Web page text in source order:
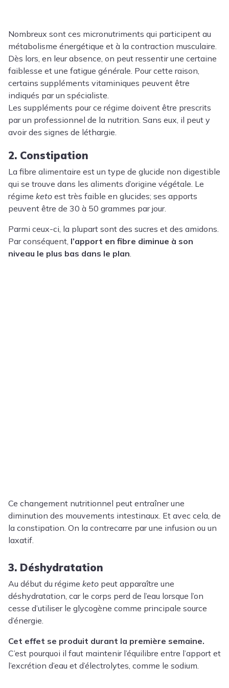
Nombreux sont ces micronutriments qui participent au
métabolisme énergétique et à la contraction musculaire.
Dès lors, en leur absence, on peut ressentir une certaine
faiblesse et une fatigue générale. Pour cette raison,
certains suppléments vitaminiques peuvent être
indiqués par un spécialiste.
Les suppléments pour ce régime doivent être prescrits
par un professionnel de la nutrition. Sans eux, il peut y
avoir des signes de léthargie.
2. Constipation
La fibre alimentaire est un type de glucide non digestible
qui se trouve dans les aliments d’origine végétale. Le
régime keto est très faible en glucides; ses apports
peuvent être de 30 à 50 grammes par jour.
Parmi ceux-ci, la plupart sont des sucres et des amidons.
Par conséquent, l’apport en fibre diminue à son
niveau le plus bas dans le plan
Ce changement nutritionnel peut entraîner une
diminution des mouvements intestinaux. Et avec cela, de
la constipation. On la contrecarre par une infusion ou un
laxatif.
3. Déshydratation
Au début du régime keto peut apparaître une
déshydratation, car le corps perd de l’eau lorsque l’on
cesse d’utiliser le glycogène comme principale source
d’énergie.
Cet effet se produit durant la première semaine.
C’est pourquoi il faut maintenir l’équilibre entre l’apport et
l’excrétion d’eau et d’électrolytes, comme le sodium.